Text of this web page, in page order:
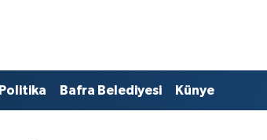
Politika Bafra Belediyesi Künye